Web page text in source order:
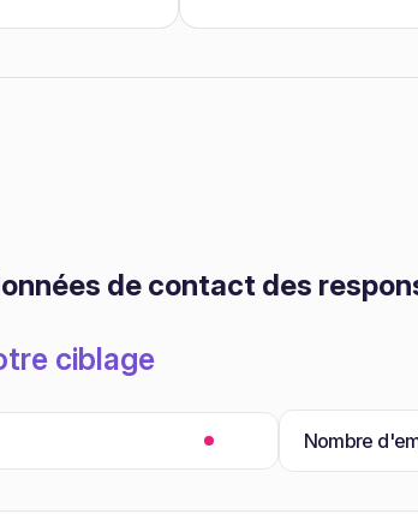
de contact des
ciblage
Nombre